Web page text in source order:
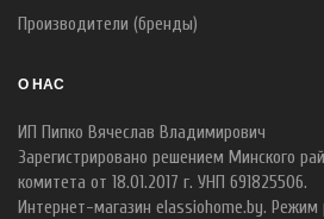
Производители (бренды)
О НАС
ИП Пипко Вячеслав Владимирович
Зарегистрировано решением Минского
комитета от 18.01.2017 г. УНП 691825506.
Интернет-магазин elassiohome.by. Режим